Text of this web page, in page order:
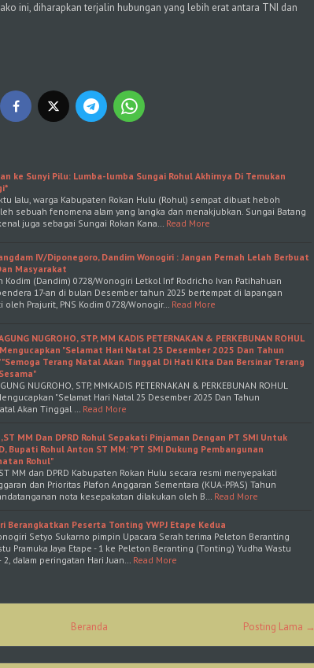
ini, diharapkan terjalin hubungan yang lebih erat antara TNI dan
ke Sunyi Pilu: Lumba-lumba Sungai Rohul Akhirnya Di Temukan
lalu, warga Kabupaten Rokan Hulu (Rohul) sempat dibuat heboh
sebuah fenomena alam yang langka dan menakjubkan. Sungai Batang
juga sebagai Sungai Rokan Kana… Read More
IV/Diponegoro, Dandim Wonogiri : Jangan Pernah Lelah Berbuat
Masyarakat
Kodim (Dandim) 0728/Wonogiri Letkol Inf Rodricho Ivan Patihahuan
17-an di bulan Desember tahun 2025 bertempat di lapangan
oleh Prajurit, PNS Kodim 0728/Wonogir… Read More
NUGROHO, STP, MM KADIS PETERNAKAN & PERKEBUNAN ROHUL
"Selamat Hari Natal 25 Desember 2025 Dan Tahun
"Semoga Terang Natal Akan Tinggal Di Hati Kita Dan Bersinar Terang
NUGROHO, STP, MMKADIS PETERNAKAN & PERKEBUNAN ROHUL
"Selamat Hari Natal 25 Desember 2025 Dan Tahun
Akan Tinggal … Read More
MM Dan DPRD Rohul Sepakati Pinjaman Dengan PT SMI Untuk
Bupati Rohul Anton ST MM: "PT SMI Dukung Pembangunan
Rohul"
MM dan DPRD Kabupaten Rokan Hulu secara resmi menyepakati
dan Prioritas Plafon Anggaran Sementara (KUA-PPAS) Tahun
nota kesepakatan dilakukan oleh B… Read More
Berangkatkan Peserta Tonting YWPJ Etape Kedua
Setyo Sukarno pimpin Upacara Serah terima Peleton Beranting
Pramuka Jaya Etape - 1 ke Peleton Beranting (Tonting) Yudha Wastu
2, dalam peringatan Hari Juan… Read More
Posting Lama →
Beranda